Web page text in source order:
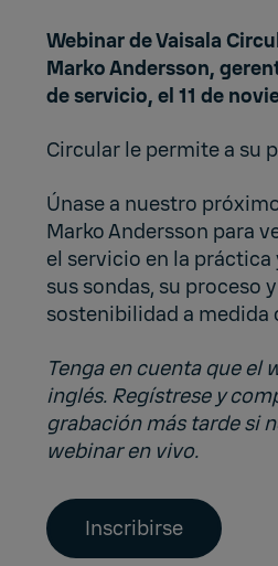
Webinar de Vaisala
Marko Andersson,
de servicio, el 11 de
Circular le permite a su
Únase a nuestro
Marko Andersson para
el servicio en la
sus sondas, su proceso
sostenibilidad a medida
Tenga en cuenta que el
inglés. Regístrese y
grabación más tarde si
webinar en vivo.
Inscribirse